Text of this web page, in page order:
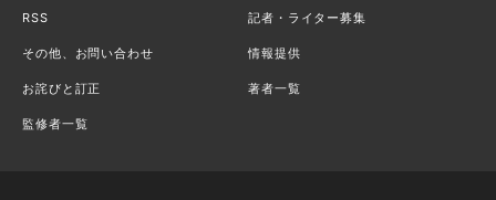
RSS 記者・ライター募集
その他、お問い合わせ 情報提供
お詫びと訂正 著者一覧
監修者一覧